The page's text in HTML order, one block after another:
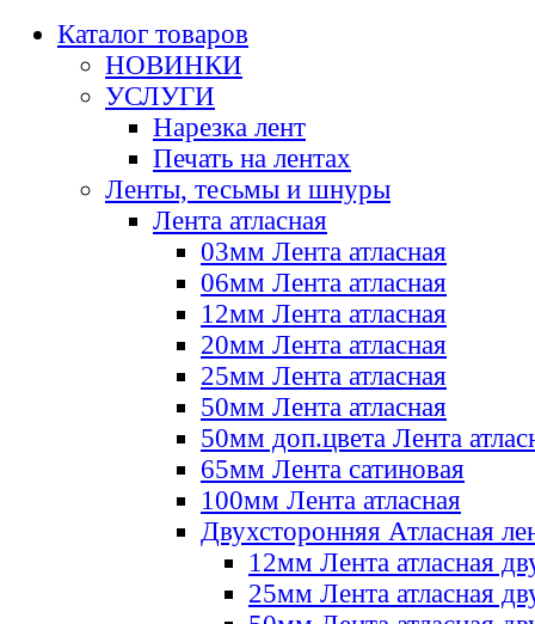
Каталог товаров
НОВИНКИ
УСЛУГИ
Нарезка лент
Печать на лентах
Ленты, тесьмы и шнуры
Лента атласная
03мм Лента атласная
06мм Лента атласная
12мм Лента атласная
20мм Лента атласная
25мм Лента атласная
50мм Лента атласная
50мм доп.цвета Лента
65мм Лента сатиновая
100мм Лента атласная
Двухсторонняя Атласная
12мм Лента атласная
25мм Лента атласная